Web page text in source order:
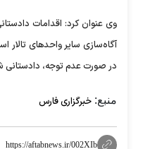
وی عنوان کرد: اقدامات
آگاه‌سازی سایر واحد‌های تالار
در صورت عدم توجه،
منبع: خبرگزاری فارس
https://aftabnews.ir/002XIb